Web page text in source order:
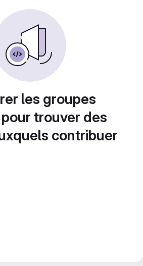
les groupes
trouver des
contribuer